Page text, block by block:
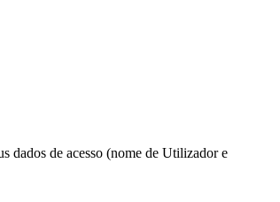
dados de acesso (nome de Utilizador e